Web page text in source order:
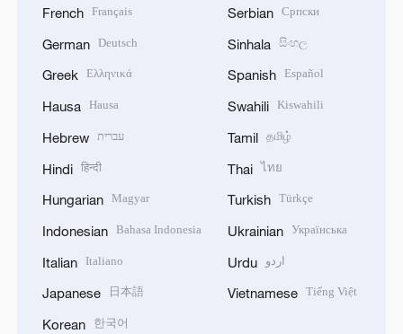
French Français
German Deutsch
Greek Ελληνικά
Hausa Hausa
Hebrew עברית
Hindi हिन्दी
Hungarian Magyar
Indonesian Bahasa Indonesia
Italian Italiano
Japanese 日本語
Korean 한국어
Serbian Српски
Sinhala සිංහල
Spanish Español
Swahili Kiswahili
Tamil தமிழ்
Thai ไทย
Turkish Türkçe
Ukrainian Українська
Urdu اردو
Vietnamese Tiếng Việt